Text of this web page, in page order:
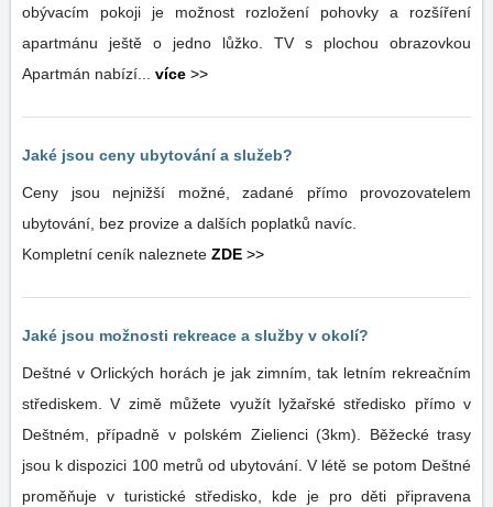
obývacím pokoji je možnost rozložení pohovky a rozšíření
apartmánu ještě o jedno lůžko. TV s plochou obrazovkou
Apartmán nabízí... více >>
Jaké jsou ceny ubytování a služeb?
Ceny jsou nejnižší možné, zadané přímo provozovatelem
ubytování, bez provize a dalších poplatků navíc.
Kompletní ceník naleznete ZDE >>
Jaké jsou možnosti rekreace a služby v okolí?
Deštné v Orlických horách je jak zimním, tak letním rekreačním
střediskem. V zimě můžete využít lyžařské středisko přímo v
Deštném, případně v polském Zielienci (3km). Běžecké trasy
jsou k dispozici 100 metrů od ubytování. V létě se potom Deštné
proměňuje v turistické středisko, kde je pro děti připravena